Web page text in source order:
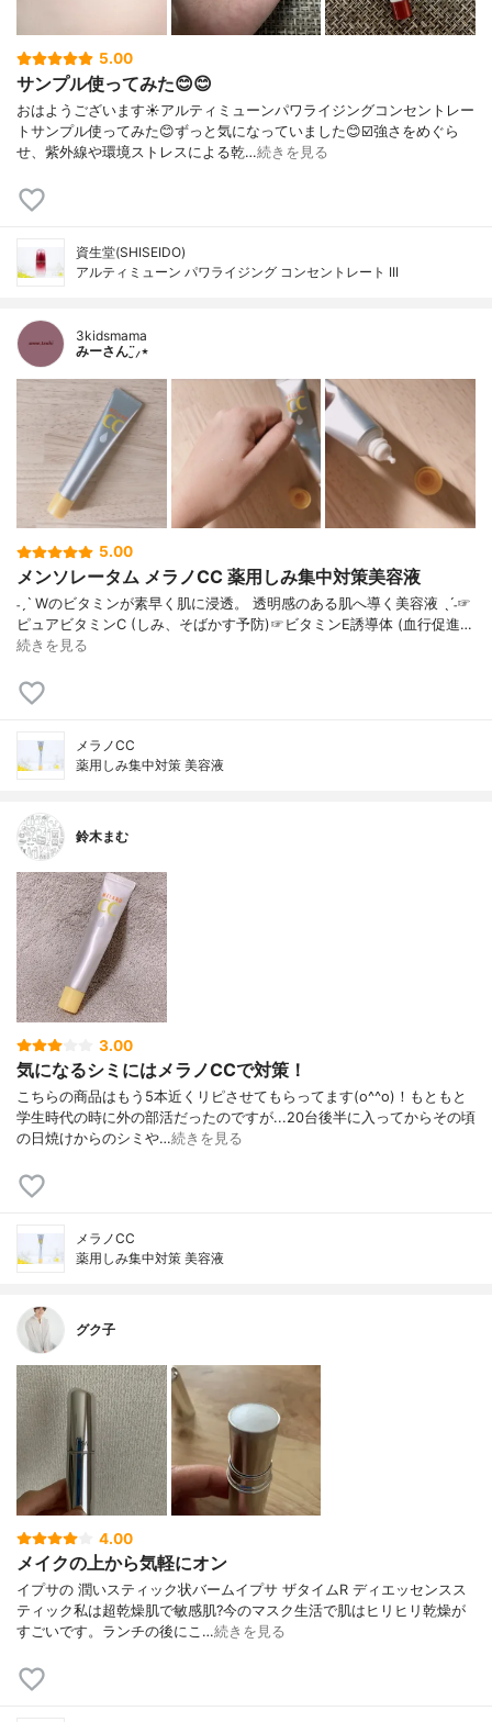
5.00
サンプル使ってみた😊😊
おはようございます☀アルティミューンパワライジングコンセントレー
トサンプル使ってみた😊ずっと気になっていました😊☑️強さをめぐら
せ、紫外線や環境ストレスによる乾…続きを見る
資生堂(SHISEIDO)
アルティミューン パワライジング コンセントレート III
3kidsmama
みーさん¨̮⸝⋆
5.00
メンソレータム メラノCC 薬用しみ集中対策美容液
˗ˏˋ Wのビタミンが素早く肌に浸透。 透明感のある肌へ導く美容液 ˎˊ˗☞
ピュアビタミンC (しみ、そばかす予防)☞ビタミンE誘導体 (血行促進…
続きを見る
メラノCC
薬用しみ集中対策 美容液
鈴木まむ
3.00
気になるシミにはメラノCCで対策！
こちらの商品はもう5本近くリピさせてもらってます(o^^o)！もともと
学生時代の時に外の部活だったのですが...20台後半に入ってからその頃
の日焼けからのシミや…続きを見る
メラノCC
薬用しみ集中対策 美容液
グク子
4.00
メイクの上から気軽にオン
イプサの 潤いスティック状バームイプサ ザタイムR ディエッセンスス
ティック私は超乾燥肌で敏感肌?今のマスク生活で肌はヒリヒリ乾燥が
すごいです。ランチの後にこ…続きを見る